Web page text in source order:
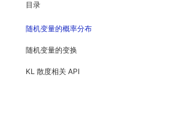
目录
随机变量的概率分布
随机变量的变换
KL 散度相关 API